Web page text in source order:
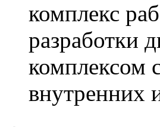
комплекс
разработки
комплексом
внутренних